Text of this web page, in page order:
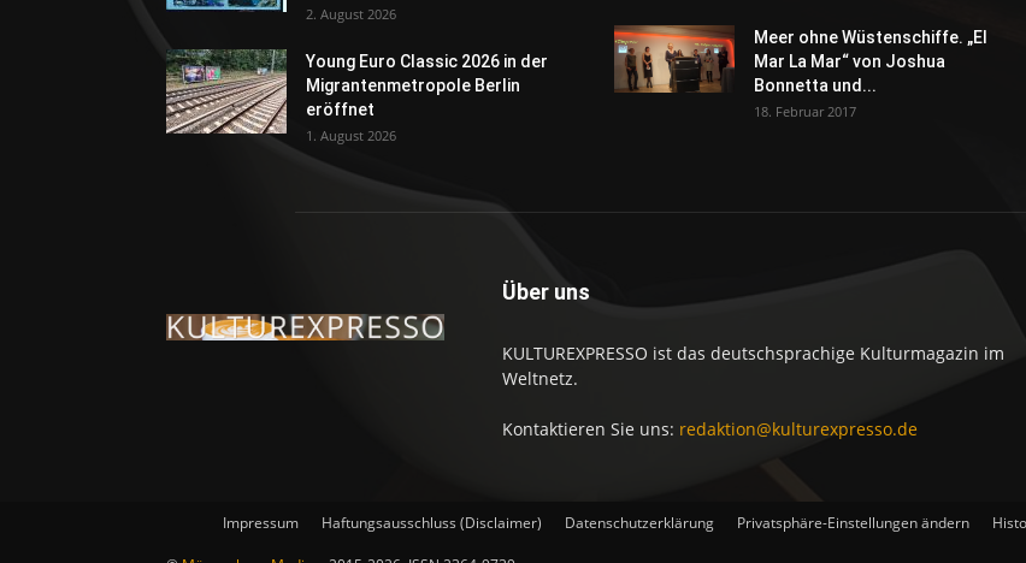
2. August 2026
Young Euro Classic 2026 in der
Migrantenmetropole Berlin
eröffnet
1. August 2026
Meer ohne Wüstenschiffe. „El
Mar La Mar“ von Joshua
Bonnetta und...
18. Februar 2017
Über uns
KULTUREXPRESSO ist das deutschsprachige Kulturmagazin im
Weltnetz.
Kontaktieren Sie uns: redaktion@kulturexpresso.de
Impressum Haftungsausschluss (Disclaimer) Datenschutzerklärung Privatsphäre-Einstellungen ändern